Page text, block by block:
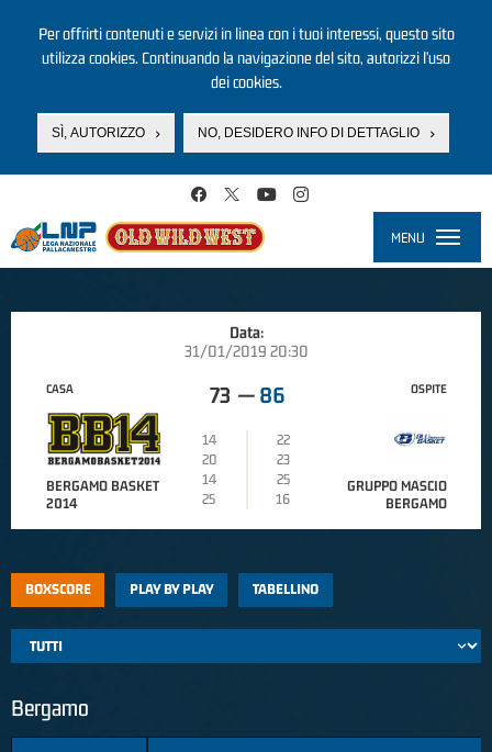
Per offrirti contenuti e servizi in linea con i tuoi interessi, questo sito
utilizza cookies. Continuando la navigazione del sito, autorizzi l’uso
dei cookies.
SÌ, AUTORIZZO NO, DESIDERO INFO DI DETTAGLIO
MENU
Data:
31/01/2019 20:30
CASA
BERGAMO BASKET
2014
73 — 86
14
22
20
23
14
25
25
16
OSPITE
GRUPPO MASCIO
BERGAMO
BOXSCORE PLAY BY PLAY TABELLINO
Bergamo